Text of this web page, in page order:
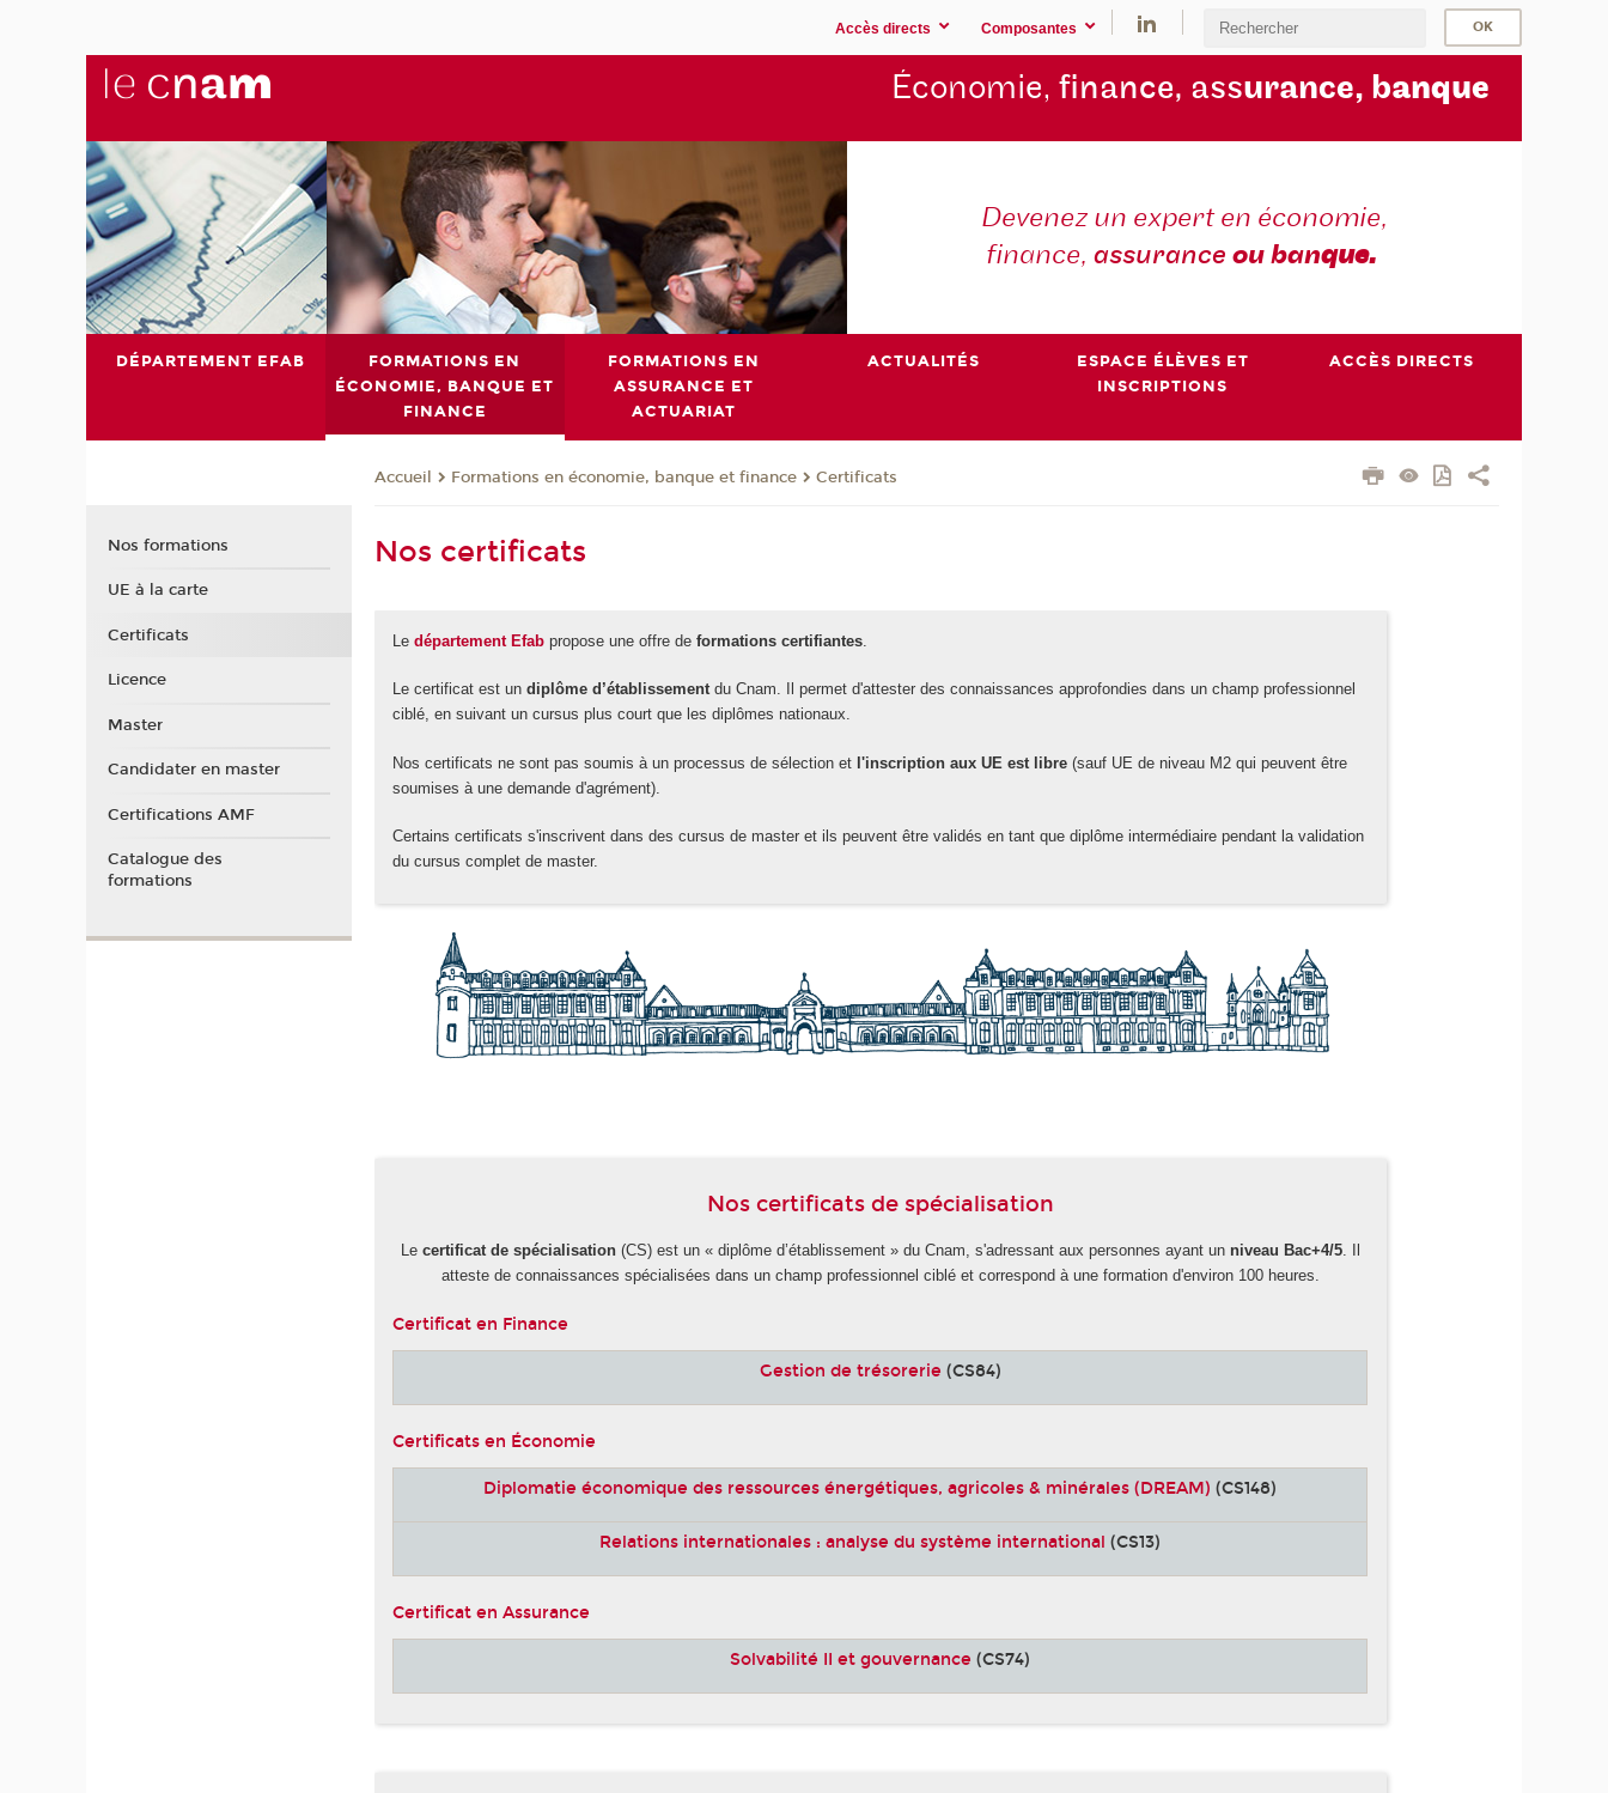
Accès directs Composantes
Économie, finance, assurance, banque
Devenez un expert en économie,
finance, assurance ou banque.
DÉPARTEMENT EFAB
FORMATIONS EN
ÉCONOMIE, BANQUE ET
FINANCE
FORMATIONS EN
ASSURANCE ET
ACTUARIAT
ACTUALITÉS
ESPACE ÉLÈVES ET
INSCRIPTIONS
ACCÈS DIRECTS
Accueil Formations en économie, banque et finance Certificats
Nos certificats
Ledépartement Efab propose une offre deformations certifiantes
Le certificat est undiplôme d’établissementdu Cnam. Il permet d'attester des connaissances approfondies dans un champ professionnel
ciblé, en suivant un cursus plus court que les diplômes nationaux.
Nos certificats ne sont pas soumis à un processus de sélection et l'inscription aux UE est libre (sauf UE de niveau M2 qui peuvent être
soumises à une demande d'agrément).
Certains certificats s'inscrivent dans des cursus de master et ils peuvent être validés en tant que diplôme intermédiaire pendant la validation
du cursus complet de master.
Nos certificats de spécialisation
Lecertificat de spécialisation (CS) est un « diplôme d’établissement » du Cnam, s'adressant aux personnes ayant un niveau Bac+4/5. Il
atteste de connaissances spécialisées dans un champ professionnel ciblé et correspond à une formation d'environ 100 heures.
Certificat en Finance
Gestion de trésorerie (CS84)
Certificats en Économie
Diplomatie économique des ressources énergétiques, agricoles & minérales (DREAM) (CS148)
Relations internationales : analyse du système international (CS13)
Certificat en Assurance
Solvabilité II et gouvernance (CS74)
Nos formations
UE à la carte
Certificats
Licence
Master
Candidater en master
Certifications AMF
Catalogue des
formations